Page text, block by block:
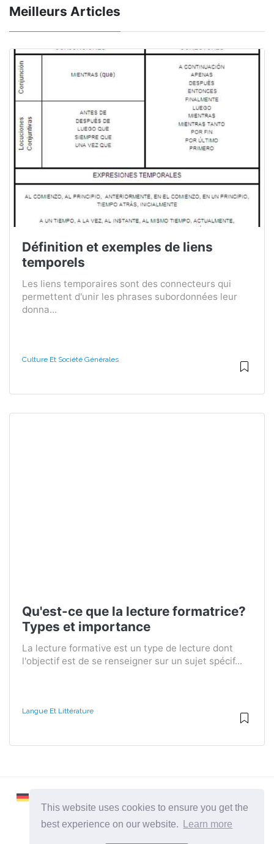
This website uses cookies to ensure you get the
best experience on our website.
Learn more
Meilleurs Articles
Définition et exemples de liens
temporels
Les liens temporaires sont des connecteurs qui
permettent d'unir les phrases subordonnées leur
donna...
Culture Et Société Générales
Qu'est-ce que la lecture formatrice?
Types et importance
La lecture formative est un type de lecture dont
l'objectif est de se renseigner sur un sujet spécif...
Langue Et Littérature